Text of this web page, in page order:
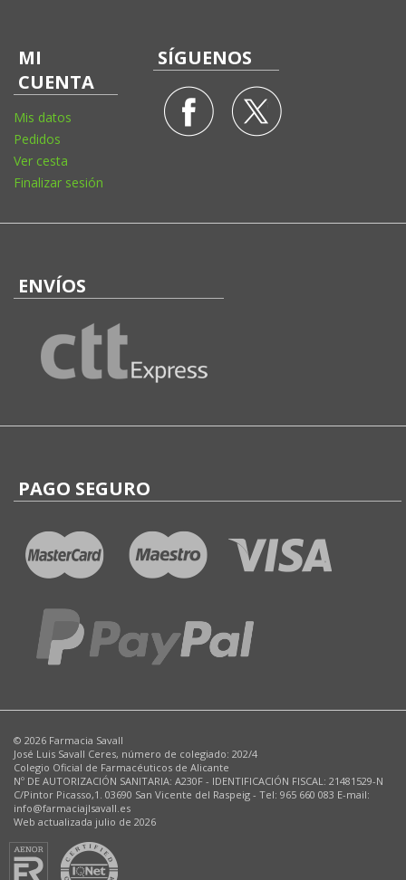
MI
CUENTA
Mis datos
Pedidos
Ver cesta
Finalizar sesión
SÍGUENOS
ENVÍOS
PAGO SEGURO
© 2026 Farmacia Savall
José Luis Savall Ceres, número de colegiado: 202/4
Colegio Oficial de Farmacéuticos de Alicante
Nº DE AUTORIZACIÓN SANITARIA: A230F - IDENTIFICACIÓN FISCAL: 21481529-N
C/Pintor Picasso,1. 03690 San Vicente del Raspeig - Tel: 965 660 083 E-mail:
info@farmaciajlsavall.es
Web actualizada julio de 2026